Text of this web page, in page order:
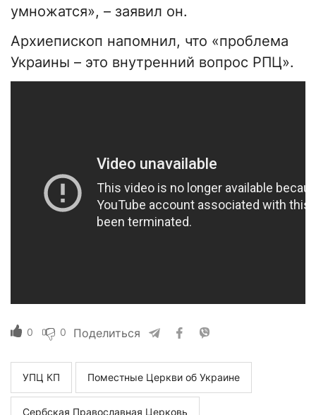
умножатся», – заявил он.
Архиепископ напомнил, что «проблема
Украины – это внутренний вопрос РПЦ».
0 0 Поделиться
УПЦ КП Поместные Церкви об Украине
Сербская Православная Церковь